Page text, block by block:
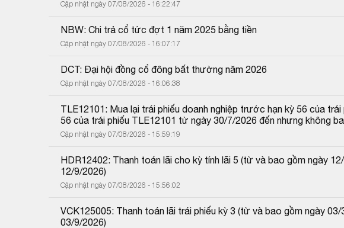
Cập nhật ngày 07/08/2026 - 16:22:47
NBW: Chi trả cổ tức đợt 1 năm 2025 bằng tiền
Cập nhật ngày 07/08/2026 - 16:07:17
DCT: Đại hội đồng cổ đông bất thường năm 2026
Cập nhật ngày 07/08/2026 - 16:06:38
TLE12101: Mua lại trái phiếu doanh nghiệp trước hạn kỳ 56 của
56 của trái phiếu TLE12101 từ ngày 30/7/2026 đến nhưng không
Cập nhật ngày 07/08/2026 - 15:59:19
HDR12402: Thanh toán lãi cho kỳ tính lãi 5 (từ và bao gồm ngày
12/9/2026)
Cập nhật ngày 07/08/2026 - 15:56:02
VCK125005: Thanh toán lãi trái phiếu kỳ 3 (từ và bao gồm ngày
03/9/2026)